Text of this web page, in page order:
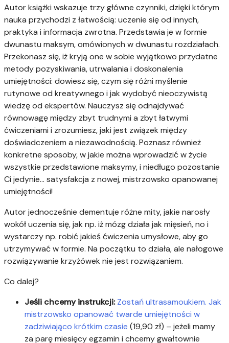
Autor książki wskazuje trzy główne czynniki, dzięki którym
nauka przychodzi z łatwością: uczenie się od innych,
praktyka i informacja zwrotna. Przedstawia je w formie
dwunastu maksym, omówionych w dwunastu rozdziałach.
Przekonasz się, iż kryją one w sobie wyjątkowo przydatne
metody pozyskiwania, utrwalania i doskonalenia
umiejętności: dowiesz się, czym się różni myślenie
rutynowe od kreatywnego i jak wydobyć nieoczywistą
wiedzę od ekspertów. Nauczysz się odnajdywać
równowagę między zbyt trudnymi a zbyt łatwymi
ćwiczeniami i zrozumiesz, jaki jest związek między
doświadczeniem a niezawodnością. Poznasz również
konkretne sposoby, w jakie można wprowadzić w życie
wszystkie przedstawione maksymy, i niedługo pozostanie
Ci jedynie… satysfakcja z nowej, mistrzowsko opanowanej
umiejętności!
Autor jednocześnie dementuje różne mity, jakie narosły
wokół uczenia się, jak np. iż mózg działa jak mięsień, no i
wystarczy np. robić jakieś ćwiczenia umysłowe, aby go
utrzymywać w formie. Na początku to działa, ale nałogowe
rozwiązywanie krzyżówek nie jest rozwiązaniem.
Co dalej?
Jeśli chcemy instrukcji:Zostań ultrasamoukiem. Jak
mistrzowsko opanować twarde umiejętności w
zadziwiająco krótkim czasie (19,90 zł) – jeżeli mamy
za parę miesięcy egzamin i chcemy gwałtownie